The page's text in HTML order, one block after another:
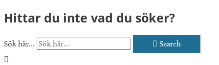
Hittar du inte vad du söker?
Sök här... Search